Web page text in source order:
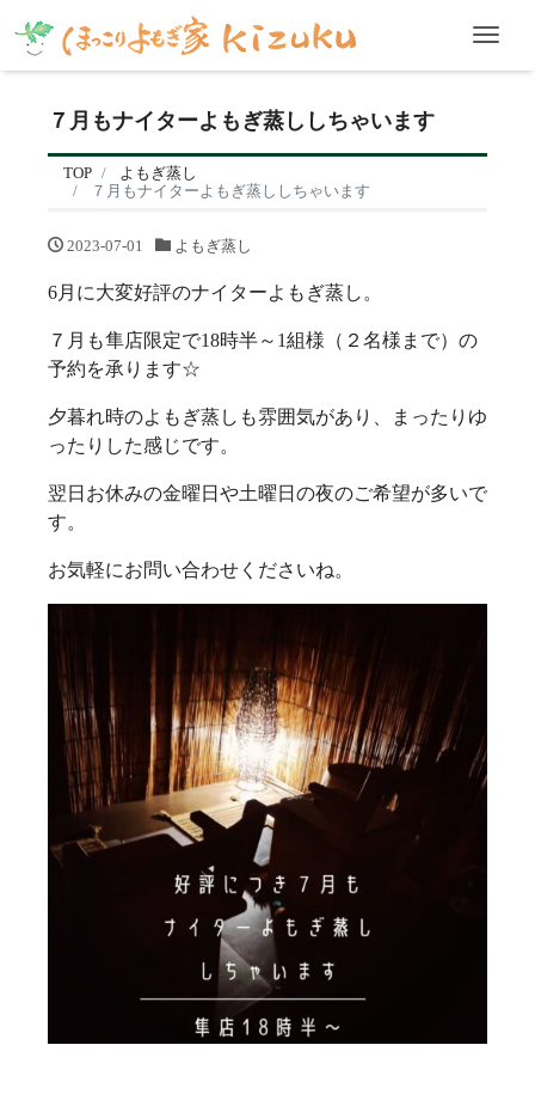
７月もナイターよもぎ蒸ししちゃいます
TOP
よもぎ蒸し
７月もナイターよもぎ蒸ししちゃいます
2023-07-01 よもぎ蒸し
6月に大変好評のナイターよもぎ蒸し。
７月も隼店限定で18時半～1組様（２名様まで）の
予約を承ります☆
夕暮れ時のよもぎ蒸しも雰囲気があり、まったりゆ
ったりした感じです。
翌日お休みの金曜日や土曜日の夜のご希望が多いで
す。
お気軽にお問い合わせくださいね。